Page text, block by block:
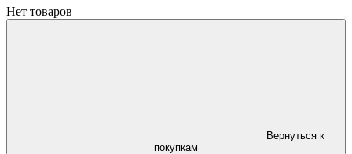
Нет товаров
Вернуться к
покупкам